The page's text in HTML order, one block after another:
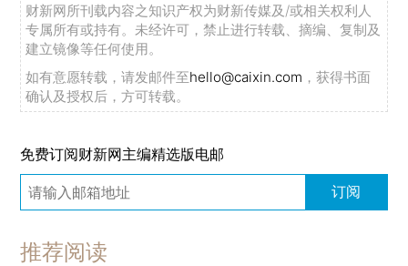
财新网所刊载内容之知识产权为财新传媒及/或相关权利人
专属所有或持有。未经许可，禁止进行转载、摘编、复制及
建立镜像等任何使用。
如有意愿转载，请发邮件至hello@caixin.com ，获得书面
确认及授权后，方可转载。
免费订阅财新网主编精选版电邮
订阅
推荐阅读